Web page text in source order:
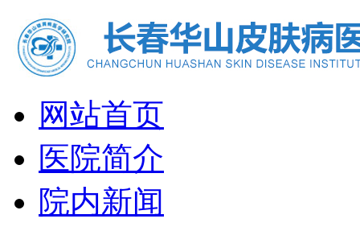
网站首页
医院简介
院内新闻